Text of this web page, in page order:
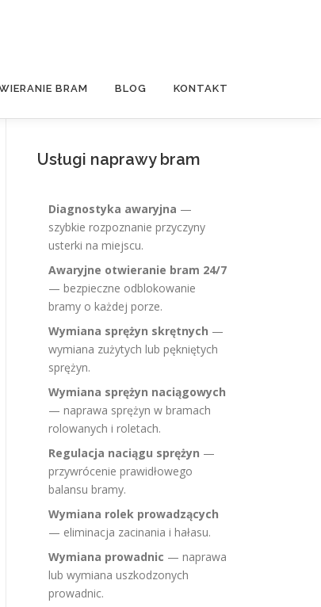
BRAM BLOG KONTAKT
Usługi naprawy bram
Diagnostyka awaryjna —
szybkie rozpoznanie przyczyny
usterki na miejscu.
Awaryjne otwieranie bram 24/7
— bezpieczne odblokowanie
bramy o każdej porze.
Wymiana sprężyn skrętnych —
wymiana zużytych lub pękniętych
sprężyn.
Wymiana sprężyn naciągowych
— naprawa sprężyn w bramach
rolowanych i roletach.
Regulacja naciągu sprężyn —
przywrócenie prawidłowego
balansu bramy.
Wymiana rolek prowadzących
— eliminacja zacinania i hałasu.
Wymiana prowadnic — naprawa
lub wymiana uszkodzonych
prowadnic.